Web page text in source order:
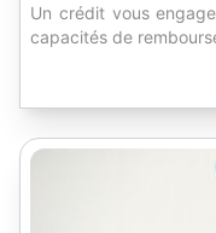
Un crédit vous
capacités de